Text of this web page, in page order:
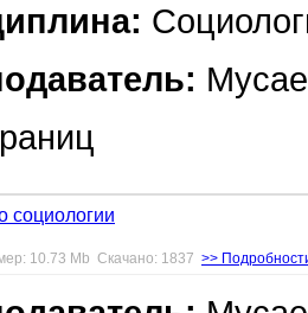
социологии
10.73 Mb Скачано: 1837 >>